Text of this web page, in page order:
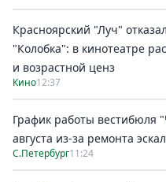
Красноярский "Луч"
"Колобка": в кинотеатре
и возрастной ценз
Кино12:37
График работы вестибюля
августа из-за ремонта
С.Петербург11:24